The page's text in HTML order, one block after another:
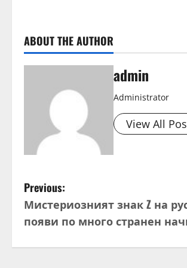
ABOUT THE AUTHOR
admin
Administrator
View All
P
o
s
Previous:
Мистериозният знак Z на
появи по много странен